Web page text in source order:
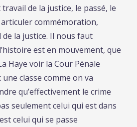
de la justice, le passé, le
commémoration,
la justice. Il nous faut
est en mouvement, que
Haye voir la Cour Pénale
classe comme on va
qu’effectivement le crime
seulement celui qui est dans
celui qui se passe